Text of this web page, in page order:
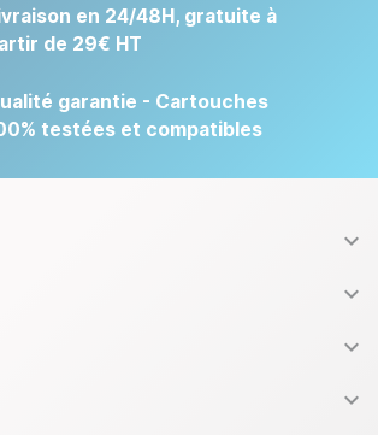
en 24/48H, gratuite à
de 29€ HT
garantie - Cartouches
testées et compatibles



